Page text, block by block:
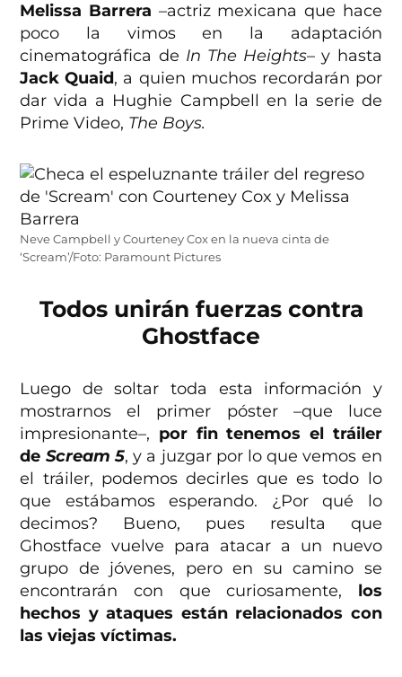
Melissa Barrera –actriz mexicana que hace
poco la vimos en la adaptación
cinematográfica de In The Heights– y hasta
Jack Quaid, a quien muchos recordarán por
dar vida a Hughie Campbell en la serie de
Prime Video, The Boys.
Neve Campbell y Courteney Cox en la nueva cinta de
‘Scream’/Foto: Paramount Pictures
Todos unirán fuerzas contra
Ghostface
Luego de soltar toda esta información y
mostrarnos el primer póster –que luce
impresionante–, por fin tenemos el tráiler
de Scream 5, y a juzgar por lo que vemos en
el tráiler, podemos decirles que es todo lo
que estábamos esperando. ¿Por qué lo
decimos? Bueno, pues resulta que
Ghostface vuelve para atacar a un nuevo
grupo de jóvenes, pero en su camino se
encontrarán con que curiosamente, los
hechos y ataques están relacionados con
las viejas víctimas.